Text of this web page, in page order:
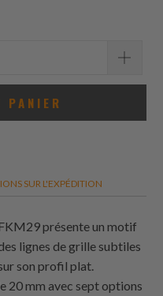
PANIER
SUR L'EXPÉDITION
présente un motif
lignes de grille subtiles
son profil plat.
20 mm avec sept options